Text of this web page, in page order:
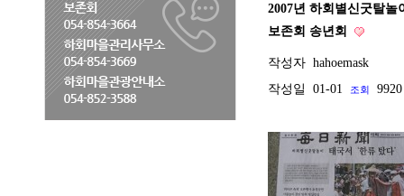
2007년 하회별신굿탈놀
보존회 송년회
작성자 hahoemask
작성일
01-01 조회 9920